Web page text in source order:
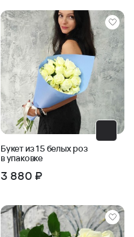
Букет из 15 белых роз
в упаковке
3 880 ₽